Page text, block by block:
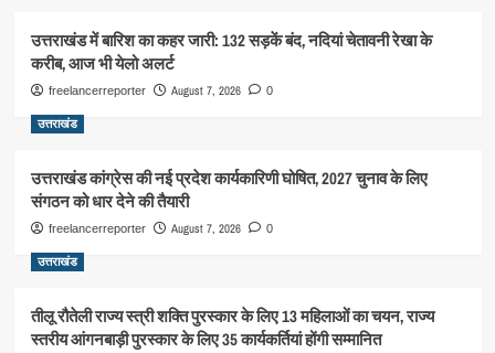
उत्तराखंड में बारिश का कहर जारी: 132 सड़कें बंद, नदियां चेतावनी रेखा के
करीब, आज भी येलो अलर्ट
freelancerreporter August 7, 2026 0
उत्तराखंड
उत्तराखंड कांग्रेस की नई प्रदेश कार्यकारिणी घोषित, 2027 चुनाव के लिए
संगठन को धार देने की तैयारी
freelancerreporter August 7, 2026 0
उत्तराखंड
तीलू रौतेली राज्य स्त्री शक्ति पुरस्कार के लिए 13 महिलाओं का चयन, राज्य
स्तरीय आंगनबाड़ी पुरस्कार के लिए 35 कार्यकर्तियां होंगी सम्मानित